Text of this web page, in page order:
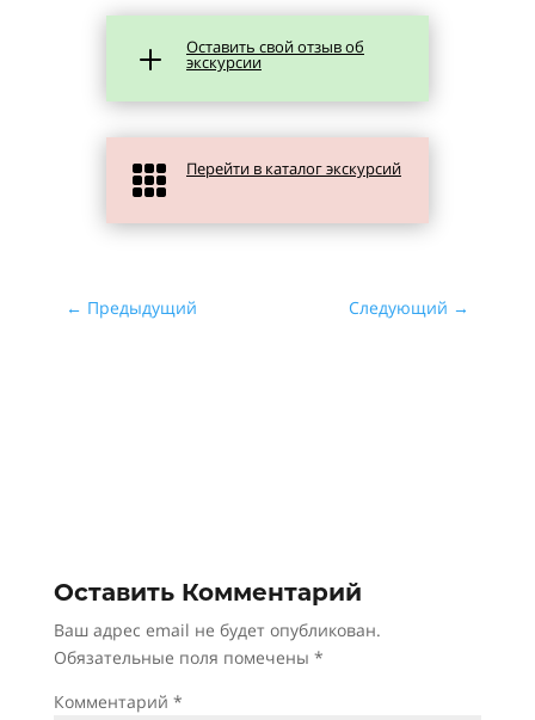
L Оставить свой отзыв об
экскурсии
 Перейти в каталог экскурсий
← Предыдущий Следующий →
Оставить Комментарий
Ваш адрес email не будет опубликован.
Обязательные поля помечены *
Комментарий *